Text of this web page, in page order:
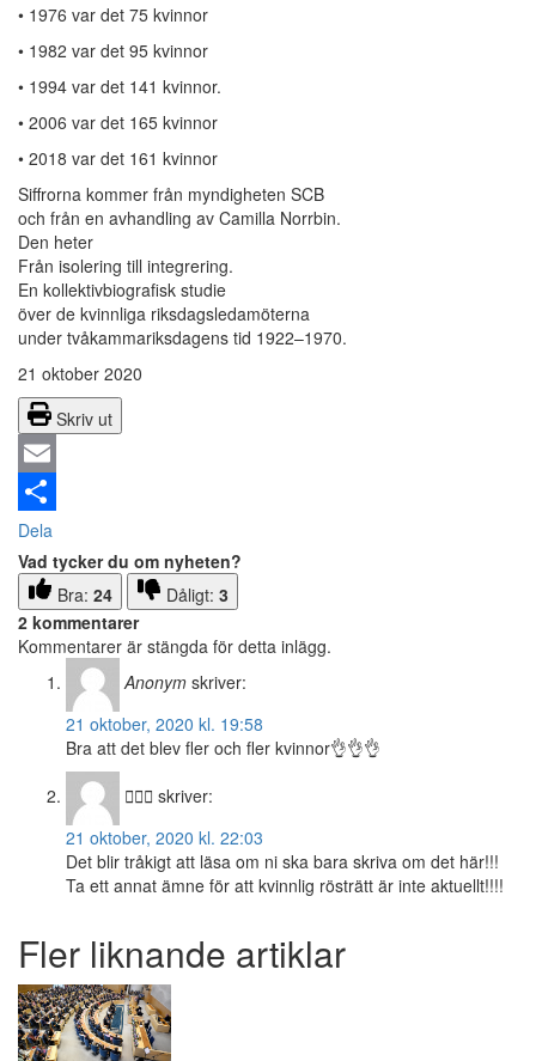
• 1976 var det 75 kvinnor
• 1982 var det 95 kvinnor
• 1994 var det 141 kvinnor.
• 2006 var det 165 kvinnor
• 2018 var det 161 kvinnor
Siffrorna kommer från myndigheten SCB
och från en avhandling av Camilla Norrbin.
Den heter
Från isolering till integrering.
En kollektivbiografisk studie
över de kvinnliga riksdagsledamöterna
under tvåkammariksdagens tid 1922–1970.
21 oktober 2020
Skriv ut
Email
Dela
Vad tycker du om nyheten?
Bra: 24 Dåligt: 3
2 kommentarer
Kommentarer är stängda för detta inlägg.
Anonym skriver:
21 oktober, 2020 kl. 19:58
Bra att det blev fler och fler kvinnor👌👌👌
🙋🏻‍♀️ skriver:
21 oktober, 2020 kl. 22:03
Det blir tråkigt att läsa om ni ska bara skriva om det här!!!
Ta ett annat ämne för att kvinnlig rösträtt är inte aktuellt!!!!
Fler liknande artiklar